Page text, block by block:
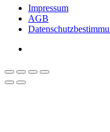
Impressum
AGB